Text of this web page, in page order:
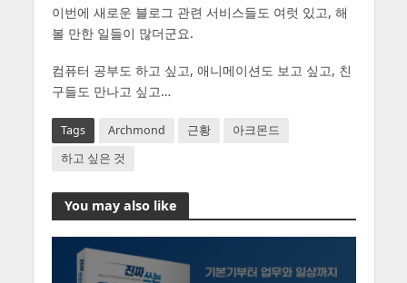
이번에 새로운 블로그 관련 서비스들도 여럿 있고, 해
볼 만한 일들이 많더군요.
컴퓨터 공부도 하고 싶고, 애니메이션도 보고 싶고, 친
구들도 만나고 싶고…
Tags Archmond 근황
아크몬드
하고 싶은 것
You may also like